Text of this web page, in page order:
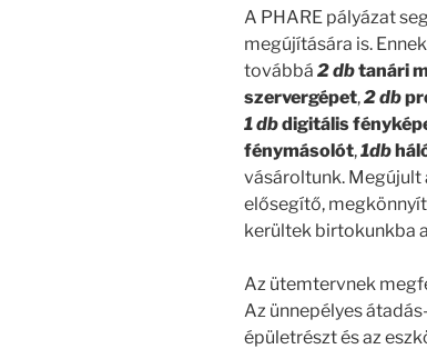
A PHARE pályázat
megújítására is.
továbbá 2 dbtanári
szervergépet,2 db
1 dbdigitális
fénymásolót,1db
vásároltunk. Megújult
elősegítő,
kerültek birtokunkba
Az ütemtervnek
Az ünnepélyes
épületrészt és az